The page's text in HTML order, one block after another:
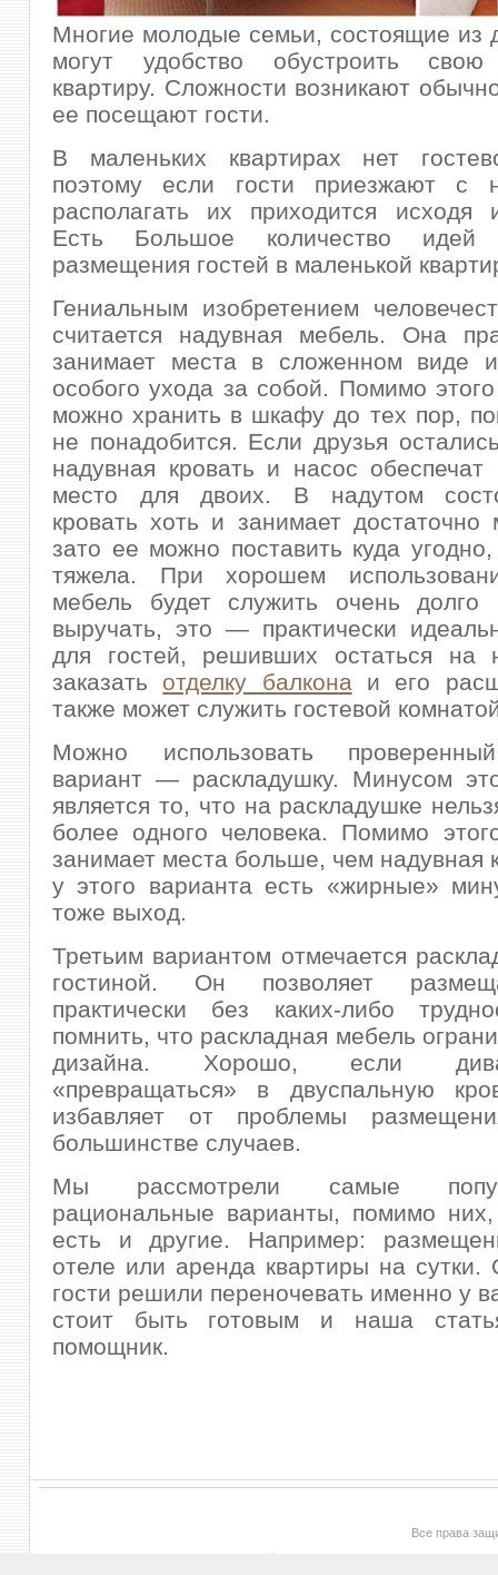
Многие молодые семьи, состоящие из
могут удобство обустроить
квартиру. Сложности возникают
ее посещают гости.
В маленьких квартирах нет
поэтому если гости приезжают с
располагать их приходится исходя
Есть Большое количество
размещения гостей в маленькой
Гениальным изобретением
считается надувная мебель. Она
занимает места в сложенном виде
особого ухода за собой. Помимо
можно хранить в шкафу до тех пор,
не понадобится. Если друзья
надувная кровать и насос
место для двоих. В надутом
кровать хоть и занимает достаточно
зато ее можно поставить куда
тяжела. При хорошем
мебель будет служить очень долго
выручать, это — практически
для гостей, решивших остаться на
заказать отделку балконаи его
также может служить гостевой
Можно использовать
вариант — раскладушку. Минусом
является то, что на раскладушке
более одного человека. Помимо
занимает места больше, чем надувная
у этого варианта есть «жирные»
тоже выход.
Третьим вариантом отмечается
гостиной. Он позволяет
практически без каких-либо
помнить, что раскладная мебель
дизайна. Хорошо, если
«превращаться» в двуспальную
избавляет от проблемы
большинстве случаев.
Мы рассмотрели самые
рациональные варианты, помимо
есть и другие. Например:
отеле или аренда квартиры на сутки.
гости решили переночевать именно у
стоит быть готовым и наша
помощник.
Все права